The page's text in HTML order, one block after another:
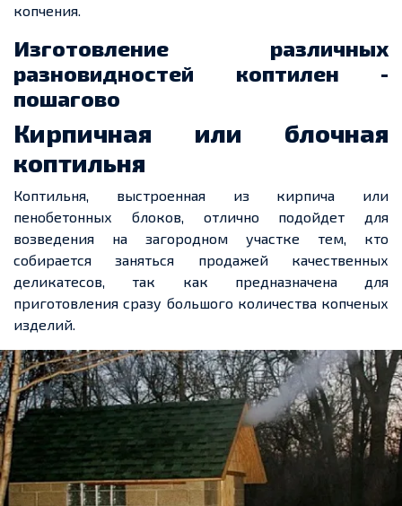
копчения.
Изготовление различных
разновидностей коптилен -
пошагово
Кирпичная или блочная
коптильня
Коптильня, выстроенная из кирпича или
пенобетонных блоков, отлично подойдет для
возведения на загородном участке тем, кто
собирается заняться продажей качественных
деликатесов, так как предназначена для
приготовления сразу большого количества копченых
изделий.